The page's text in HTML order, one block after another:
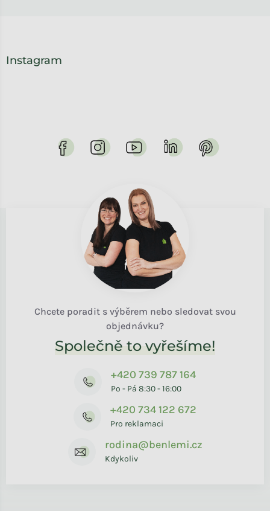
Instagram
Chcete poradit s výběrem nebo sledovat svou
objednávku?
Společně to vyřešíme!
+420 739 787 164
Po - Pá 8:30 - 16:00
+420 734 122 672
Pro reklamaci
rodina@benlemi.cz
Kdykoliv